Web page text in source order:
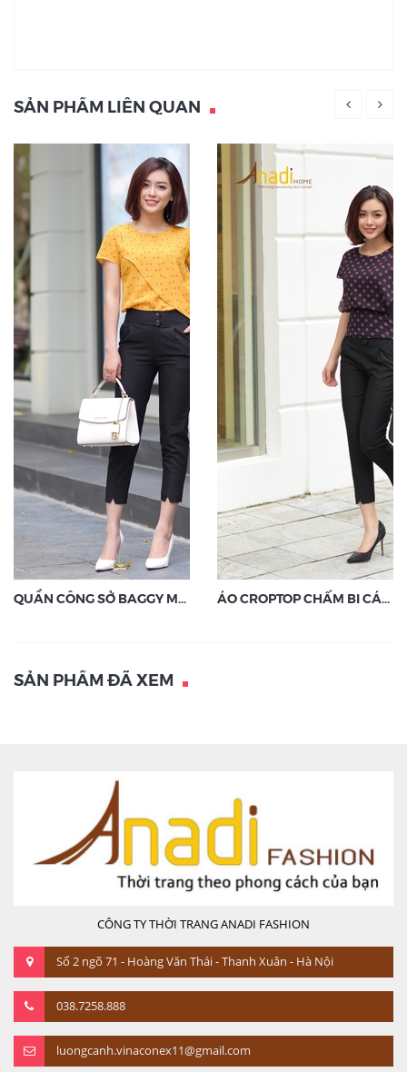
SẢN PHẨM LIÊN QUAN
QUẦN CÔNG SỞ BAGGY MÀU ĐEN ÁO CROPTOP CHẤM BI CÁCH ĐIỆU
SẢN PHẨM ĐÃ XEM
CÔNG TY THỜI TRANG ANADI FASHION
Số 2 ngõ 71 - Hoàng Văn Thái - Thanh Xuân - Hà Nội
038.7258.888
luongcanh.vinaconex11@gmail.com